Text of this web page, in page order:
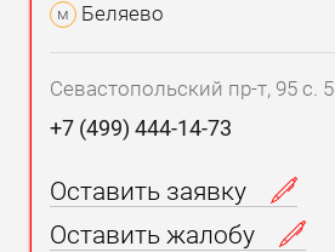
м Беляево
Севастопольский пр-т, 95 с. 5
+7 (499) 444-14-73
Оставить заявку
Оставить жалобу